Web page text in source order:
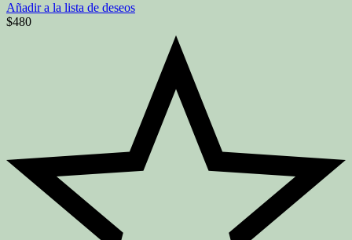
Añadir a la lista de deseos
$480